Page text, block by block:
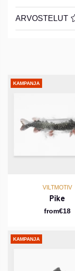
ARVOSTELUT
KAMPANJA
VILTMOTIV
Pike
from€18
KAMPANJA